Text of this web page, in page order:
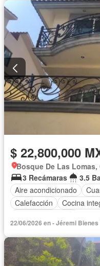
$ 22,800,000
Bosque De Las
3 Recámaras
3.5
Aire acondicionado
Calefacción
Cocina
22/06/2026 en - Jéremi Bienes